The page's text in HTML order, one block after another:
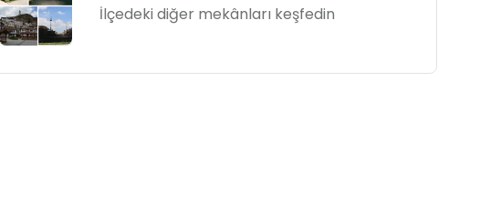
İlçedeki diğer mekânları keşfedin